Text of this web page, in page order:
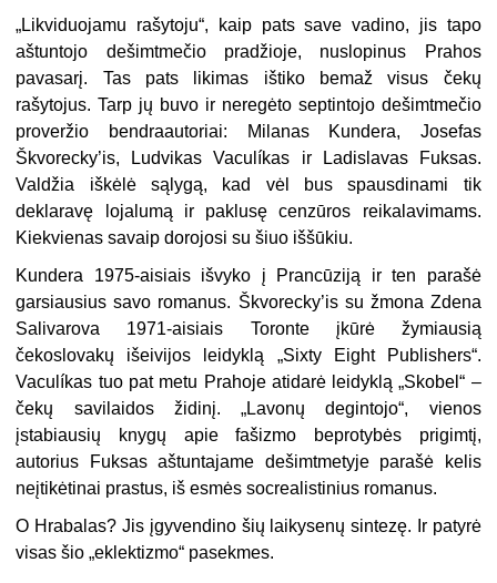
„Likviduojamu rašytoju“, kaip pats save vadino, jis tapo
aštuntojo dešimtmečio pradžioje, nuslopinus Prahos
pavasarį. Tas pats likimas ištiko bemaž visus čekų
rašytojus. Tarp jų buvo ir neregėto septintojo dešimtmečio
proveržio bendraautoriai: Milanas Kundera, Josefas
Škvorecky’is, Ludvikas Vaculíkas ir Ladislavas Fuksas.
Valdžia iškėlė sąlygą, kad vėl bus spausdinami tik
deklaravę lojalumą ir paklusę cenzūros reikalavimams.
Kiekvienas savaip dorojosi su šiuo iššūkiu.
Kundera 1975-aisiais išvyko į Prancūziją ir ten parašė
garsiausius savo romanus. Škvorecky’is su žmona Zdena
Salivarova 1971-aisiais Toronte įkūrė žymiausią
čekoslovakų išeivijos leidyklą „Sixty Eight Publishers“.
Vaculíkas tuo pat metu Prahoje atidarė leidyklą „Skobel“ –
čekų savilaidos židinį. „Lavonų degintojo“, vienos
įstabiausių knygų apie fašizmo beprotybės prigimtį,
autorius Fuksas aštuntajame dešimtmetyje parašė kelis
neįtikėtinai prastus, iš esmės socrealistinius romanus.
O Hrabalas? Jis įgyvendino šių laikysenų sintezę. Ir patyrė
visas šio „eklektizmo“ pasekmes.